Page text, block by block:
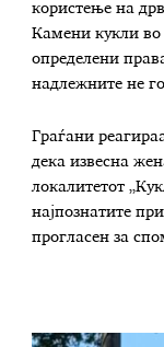
користење на
Камени кукли во
определени
надлежните не
Граѓани
дека извесна
локалитетот
најпознатите
прогласен за